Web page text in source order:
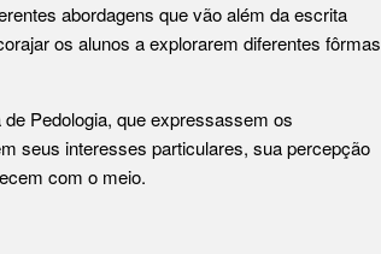
abordagens que vão além da escrita
os alunos a explorarem diferentes fôrmas
Pedologia, que expressassem os
seus interesses particulares, sua percepção
com o meio.